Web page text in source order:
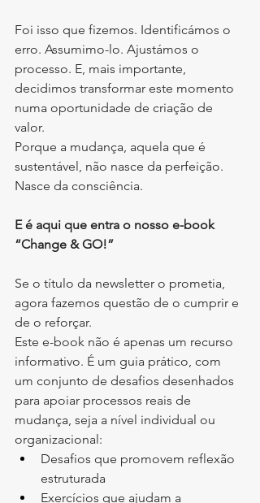
Foi isso que fizemos. Identificámos o
erro. Assumimo-lo. Ajustámos o
processo. E, mais importante,
decidimos transformar este momento
numa oportunidade de criação de
valor.
Porque a mudança, aquela que é
sustentável, não nasce da perfeição.
Nasce da consciência.
E é aqui que entra o nosso e-book
“Change & GO!”
Se o título da newsletter o prometia,
agora fazemos questão de o cumprir e
de o reforçar.
Este e-book não é apenas um recurso
informativo. É um guia prático, com
um conjunto de desafios desenhados
para apoiar processos reais de
mudança, seja a nível individual ou
organizacional:
Desafios que promovem reflexão
estruturada
Exercícios que ajudam a